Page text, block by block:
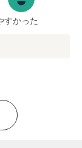
すかった